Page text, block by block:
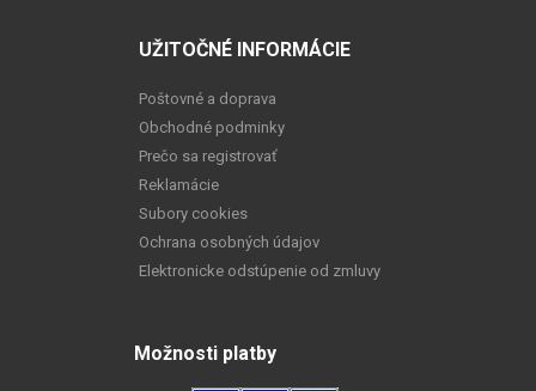
UŽITOČNÉ INFORMÁCIE
Poštovné a doprava
Obchodné podminky
Prečo sa registrovať
Reklamácie
Subory cookies
Ochrana osobných údajov
Elektronicke odstúpenie od zmluvy
Možnosti platby